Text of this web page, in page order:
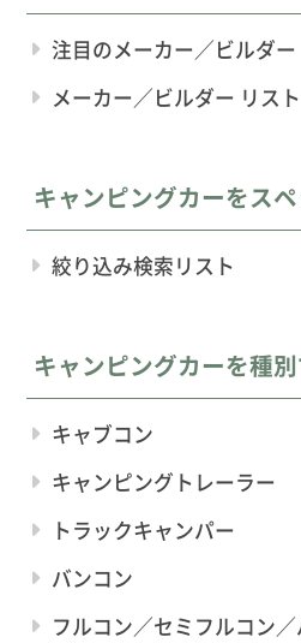
注目のメーカー／ビルダー
メーカー／ビルダー リスト
キャンピングカーをス
絞り込み検索リスト
キャンピングカーを種
キャブコン
キャンピングトレーラー
トラックキャンパー
バンコン
フルコン／セミフルコン